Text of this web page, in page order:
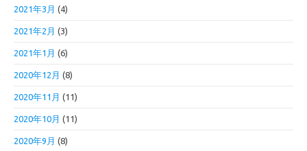
2021年3月 (4)
2021年2月 (3)
2021年1月 (6)
2020年12月 (8)
2020年11月 (11)
2020年10月 (11)
2020年9月 (8)